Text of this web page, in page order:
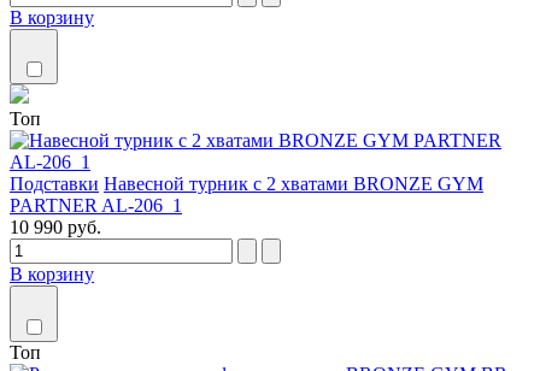
В корзину
Топ
Подставки Навесной турник с 2 хватами BRONZE GYM
PARTNER AL-206_1
10 990 руб.
В корзину
Топ